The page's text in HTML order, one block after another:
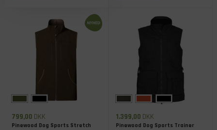
799,00 DKK
Pinewood Dog Sports Stretch
1.399,00 DKK
Pinewood Dog Sports Trainer